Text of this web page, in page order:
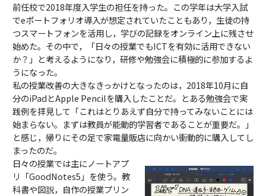
前任校で2018年度入学生の担任を持った。この学年は大学入試
でeポートフォリオ導入が想定されていたこともあり，生徒の持
つスマートフォンを活用し，学びの記録をオンライン上に残させ
始めた。その中で，「日々の授業でもICTを有効に活用できない
か？」と考えるようになり，研修や勉強会に積極的に参加するよ
うになった。
私の授業改善の大きなきっかけとなったのは，2018年10月に自
分のiPadとApple Pencilを購入したことだ。とある勉強会で実
践例を拝見して「これはとりあえず自分で持ってみないことには
始まらない。まずは教員が能動的学習者であることが重要だ。」
と感じ，帰りにその足で家電量販店に向かい衝動的に購入してし
まったのだ。
日々の授業では主にノートアプ
リ「GoodNotes5」を使う。教
科書や図説，自作の授業プリン